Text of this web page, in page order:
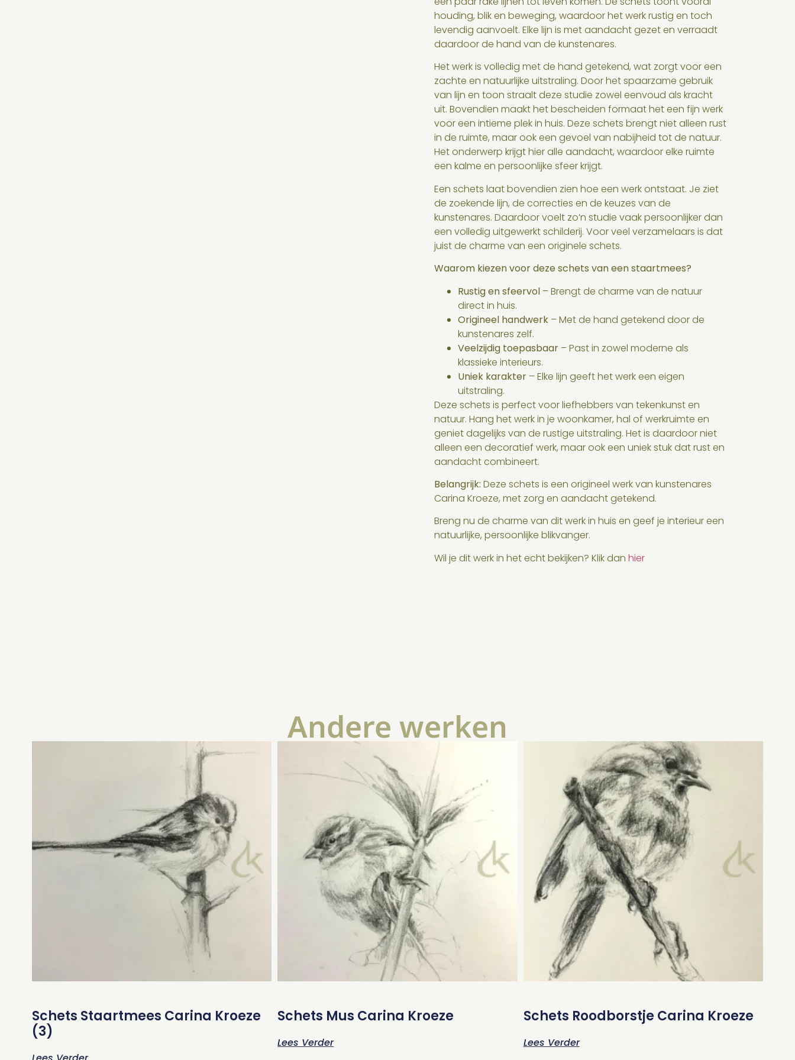
houding, blik en beweging, waardoor het werk rustig en toch
levendig aanvoelt. Elke lijn is met aandacht gezet en verraadt
daardoor de hand van de kunstenares.
Het werk is volledig met de hand getekend, wat zorgt voor een
zachte en natuurlijke uitstraling. Door het spaarzame gebruik
van lijn en toon straalt deze studie zowel eenvoud als kracht
uit. Bovendien maakt het bescheiden formaat het een fijn werk
voor een intieme plek in huis. Deze schets brengt niet alleen rust
in de ruimte, maar ook een gevoel van nabijheid tot de natuur.
Het onderwerp krijgt hier alle aandacht, waardoor elke ruimte
een kalme en persoonlijke sfeer krijgt.
Een schets laat bovendien zien hoe een werk ontstaat. Je ziet
de zoekende lijn, de correcties en de keuzes van de
kunstenares. Daardoor voelt zo’n studie vaak persoonlijker dan
een volledig uitgewerkt schilderij. Voor veel verzamelaars is dat
juist de charme van een originele schets.
Waarom kiezen voor deze schets van een staartmees?
Rustig en sfeervol– Brengt de charme van de natuur
direct in huis.
Origineel handwerk– Met de hand getekend door de
kunstenares zelf.
Veelzijdig toepasbaar– Past in zowel moderne als
klassieke interieurs.
Uniek karakter– Elke lijn geeft het werk een eigen
uitstraling.
Deze schets is perfect voor liefhebbers van tekenkunst en
natuur. Hang het werk in je woonkamer, hal of werkruimte en
geniet dagelijks van de rustige uitstraling. Het is daardoor niet
alleen een decoratief werk, maar ook een uniek stuk dat rust en
aandacht combineert.
Belangrijk: Deze schets is een origineel werk van kunstenares
Carina Kroeze, met zorg en aandacht getekend.
Breng nu de charme van dit werk in huis en geef je interieur een
natuurlijke, persoonlijke blikvanger.
Wil je dit werk in het echt bekijken? Klik dan hier
Andere werken
Schets Staartmees Carina Kroeze
(3)
Schets Mus Carina Kroeze
Lees Verder
Schets Roodborstje Carina Kroeze
Lees Verder